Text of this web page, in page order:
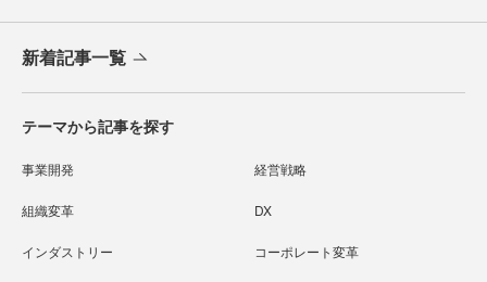
新着記事一覧
テーマから記事を探す
事業開発 経営戦略
組織変革 DX
インダストリー コーポレート変革